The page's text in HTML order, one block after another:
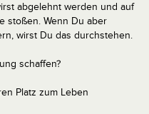
abgelehnt werden und auf
stoßen. Wenn Du aber
wirst Du das durchstehen.
schaffen?
Platz zum Leben